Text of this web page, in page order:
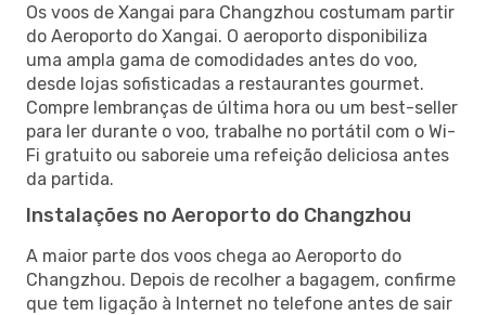
Os voos de Xangai para Changzhou costumam partir
do Aeroporto do Xangai. O aeroporto disponibiliza
uma ampla gama de comodidades antes do voo,
desde lojas sofisticadas a restaurantes gourmet.
Compre lembranças de última hora ou um best-seller
para ler durante o voo, trabalhe no portátil com o Wi-
Fi gratuito ou saboreie uma refeição deliciosa antes
da partida.
Instalações no Aeroporto do Changzhou
A maior parte dos voos chega ao Aeroporto do
Changzhou. Depois de recolher a bagagem, confirme
que tem ligação à Internet no telefone antes de sair